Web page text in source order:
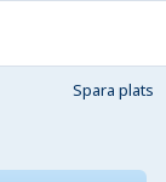
Spara plats